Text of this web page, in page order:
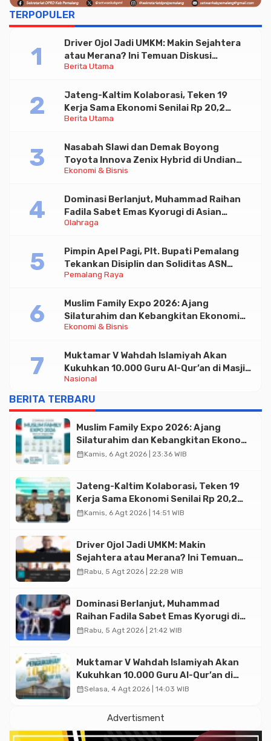
TERPOPULER
Berita Utama
Driver Ojol Jadi UMKM: Makin Sejahtera
atau Merana? Ini Temuan Diskusi
Paramadina
Berita Utama
Jateng-Kaltim Kolaborasi, Teken 19
Kerja Sama Ekonomi Senilai Rp 20,2
Triliun
Ekonomi & Bisnis
Nasabah Slawi dan Demak Boyong
Toyota Innova Zenix Hybrid di Undian
Tabungan Bima Bank Jateng
Olahraga
Dominasi Berlanjut, Muhammad Raihan
Fadila Sabet Emas Kyorugi di Asian
Taekwondo Indonesia Open 2026
Pemalang Raya
Pimpin Apel Pagi, Plt. Bupati Pemalang
Tekankan Disiplin dan Soliditas ASN
untuk Pelayanan Publik
Ekonomi & Bisnis
Muslim Family Expo 2026: Ajang
Silaturahim dan Kebangkitan Ekonomi
Halal di Jakarta
Nasional
Muktamar V Wahdah Islamiyah Akan
Kukuhkan 10.000 Guru Al-Qur’an di Masjid
Istiqlal
BERITA TERBARU
Muslim Family Expo 2026: Ajang
Silaturahim dan Kebangkitan Ekonomi
Halal di Jakarta
calendar_monthKamis, 6 Agt 2026 | 23:36 WIB
Jateng-Kaltim Kolaborasi, Teken 19
Kerja Sama Ekonomi Senilai Rp 20,2
Triliun
calendar_monthKamis, 6 Agt 2026 | 14:51 WIB
Driver Ojol Jadi UMKM: Makin
Sejahtera atau Merana? Ini Temuan
Diskusi Paramadina
calendar_monthRabu, 5 Agt 2026 | 22:28 WIB
Dominasi Berlanjut, Muhammad
Raihan Fadila Sabet Emas Kyorugi di
Asian Taekwondo Indonesia Open
calendar_monthRabu, 5 Agt 2026 | 21:42 WIB
Muktamar V Wahdah Islamiyah Akan
Kukuhkan 10.000 Guru Al-Qur’an di
Masjid Istiqlal
calendar_monthSelasa, 4 Agt 2026 | 14:03 WIB
Advertisment